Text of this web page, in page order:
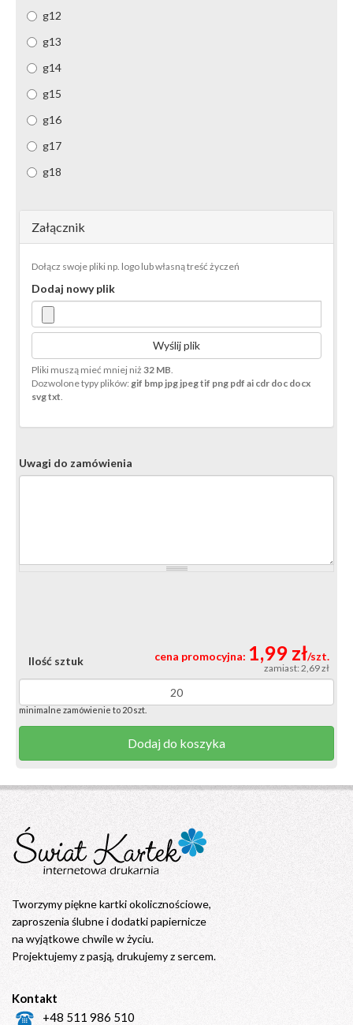
g12
g13
g14
g15
g16
g17
g18
Załącznik
Dołącz swoje pliki np. logo lub własną treść życzeń
Dodaj nowy plik
Wyślij plik
Pliki muszą mieć mniej niż32 MB.
Dozwolone typy plików:gif bmp jpg jpeg tif png pdf ai cdr doc docx
svg txt.
Uwagi do zamówienia
Ilość sztuk
minimalne zamówienie to 20 szt.
Dodaj do koszyka
cena promocyjna: 1,99 zł/szt.
zamiast: 2,69 zł
Tworzymy piękne kartki okolicznościowe,
zaproszenia ślubne i dodatki papiernicze
na wyjątkowe chwile w życiu.
Projektujemy z pasją, drukujemy z sercem.
Kontakt
+48 511 986 510